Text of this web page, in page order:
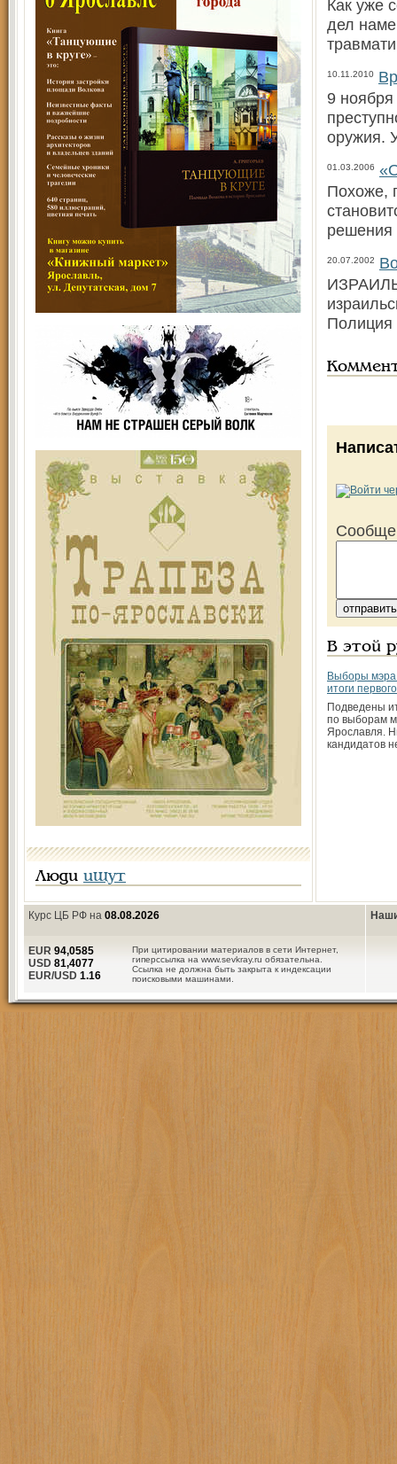
Люди ищут
Как уже
дел
10.11.2010
9
оружия.
01.03.2006
Похоже,
решения
20.07.2002
Полиция
В этой
Выборы
итоги
Подведены
по выборам
Ярославля.
кандидатов
Курс ЦБ РФ на 08.08.2026
При цитировании материалов в сети Интернет,
гиперссылка на www.sevkray.ru обязательна.
Ссылка не должна быть закрыта к индексации
поисковыми машинами.
EUR 94,0585
USD 81,4077
EUR/USD 1.16